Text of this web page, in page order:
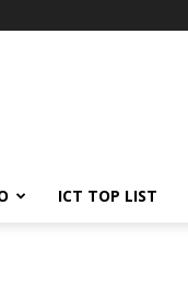
ICT TOP LIST